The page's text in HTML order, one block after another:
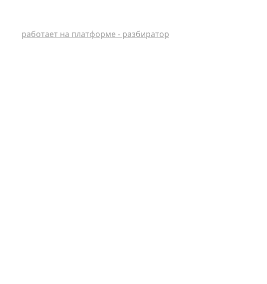
работает на платформе - разбиратор